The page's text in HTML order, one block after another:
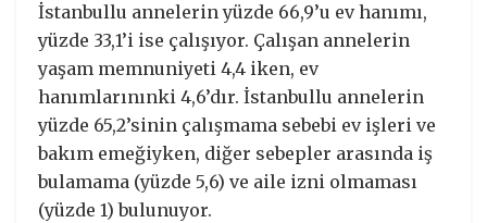
İstanbullu annelerin yüzde 66,9’u ev hanımı,
yüzde 33,1’i ise çalışıyor. Çalışan annelerin
yaşam memnuniyeti 4,4 iken, ev
hanımlarınınki 4,6’dır. İstanbullu annelerin
yüzde 65,2’sinin çalışmama sebebi ev işleri ve
bakım emeğiyken, diğer sebepler arasında iş
bulamama (yüzde 5,6) ve aile izni olmaması
(yüzde 1) bulunuyor.